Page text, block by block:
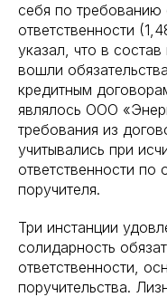
себя по требованию
ответственности
указал, что в
вошли
кредитным
являлось ООО
требования из
учитывались при
ответственности по
поручителя.
Три инстанции
солидарность
ответственности,
поручительства.